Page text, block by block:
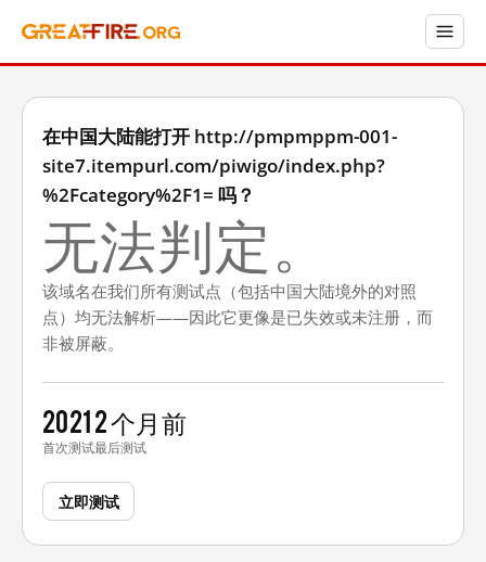
在中国大陆能打开 http://pmpmppm-001-
site7.itempurl.com/piwigo/index.php?
%2Fcategory%2F1= 吗？
无法判定。
该域名在我们所有测试点（包括中国大陆境外的对照
点）均无法解析——因此它更像是已失效或未注册，而
非被屏蔽。
2021
首次测试
2 个月前
最后测试
立即测试